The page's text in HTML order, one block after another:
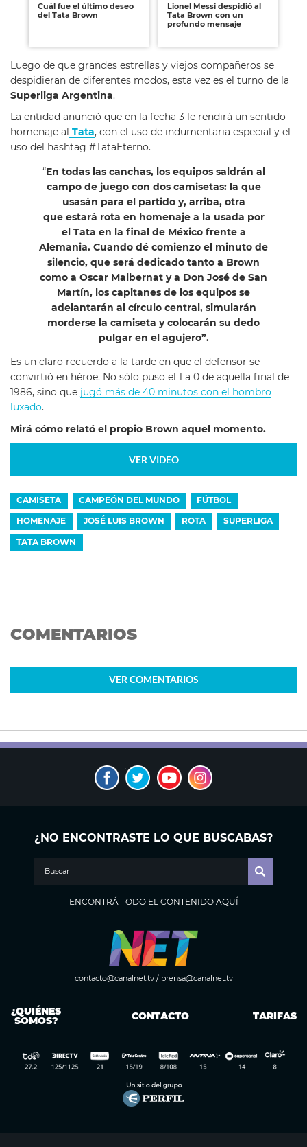
Cuál fue el último deseo
del Tata Brown
Lionel Messi despidió al
Tata Brown con un
profundo mensaje
Luego de que grandes estrellas y viejos compañeros se
despidieran de diferentes modos, esta vez es el turno de la
Superliga Argentina.
La entidad anunció que en la fecha 3 le rendirá un sentido
homenaje al Tata, con el uso de indumentaria especial y el
uso del hashtag #TataEterno.
“En todas las canchas, los equipos saldrán al
campo de juego con dos camisetas: la que
usasán para el partido y, arriba, otra
que estará rota en homenaje a la usada por
el Tata en la final de México frente a
Alemania. Cuando dé comienzo el minuto de
silencio, que será dedicado tanto a Brown
como a Oscar Malbernat y a Don José de San
Martín, los capitanes de los equipos se
adelantarán al círculo central, simularán
morderse la camiseta y colocarán su dedo
pulgar en el agujero”.
Es un claro recuerdo a la tarde en que el defensor se
convirtió en héroe. No sólo puso el 1 a 0 de aquella final de
1986, sino que jugó más de 40 minutos con el hombro
luxado.
Mirá cómo relató el propio Brown aquel momento.
VER VIDEO
CAMISETA CAMPEÓN DEL MUNDO FÚTBOL
HOMENAJE JOSÉ LUIS BROWN ROTA SUPERLIGA
TATA BROWN
COMENTARIOS
VER COMENTARIOS
¿NO ENCONTRASTE LO QUE BUSCABAS?
ENCONTRÁ TODO EL CONTENIDO AQUÍ
contacto@canalnet.tv/ prensa@canalnet.tv
¿QUIÉNES
SOMOS? CONTACTO TARIFAS